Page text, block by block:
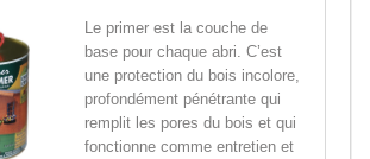
Le primer est la couche de
base pour chaque abri. C’est
une protection du bois incolore,
profondément pénétrante qui
remplit les pores du bois et qui
fonctionne comme entretien et